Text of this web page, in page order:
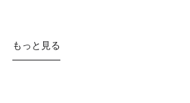
もっと見る